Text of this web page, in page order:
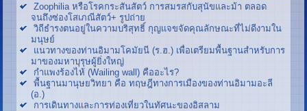
Zoophilia หรือโรคกระสันสัตว์ การสมรสกับสุนัขและม้า ตลอด
จนถึงซ่องโสเภณีสัตว์+ รูปถ่าย
วิถีธำรงตนอยู่ในความบริสุทธิ์ กุญแจขจัดคุณลักษณะที่ไม่ดีงามใน
มนุษย์
แนวทางของท่านอิมามโคมัยนี (ร.ฮ.) เพื่อเตรียมพื้นฐานสำหรับการ
มาของมหาบุรุษผู้ยิ่งใหญ่
กำแพงร้องไห้ (Wailing wall) คืออะไร?
พื้นฐานมานุษยวิทยา คือ ทฤษฎีทางการเมืองของท่านอิมามอะลี
(อ.)
การเดินทางและการท่องเที่ยวในทัศนะของอิสลาม